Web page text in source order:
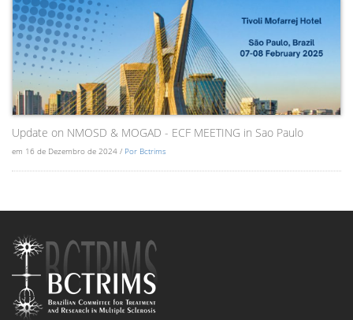
Update on NMOSD & MOGAD - ECF MEETING in Sao Paulo
em 16 de Dezembro de 2024 / Por Bctrims